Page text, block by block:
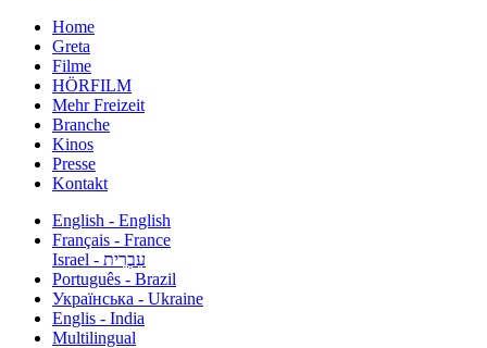
Home
Greta
Filme
HÖRFILM
Mehr Freizeit
Branche
Kinos
Presse
Kontakt
English - English
Français - France
עִבְרִית - Israel
Português - Brazil
Українська - Ukraine
Englis - India
Multilingual